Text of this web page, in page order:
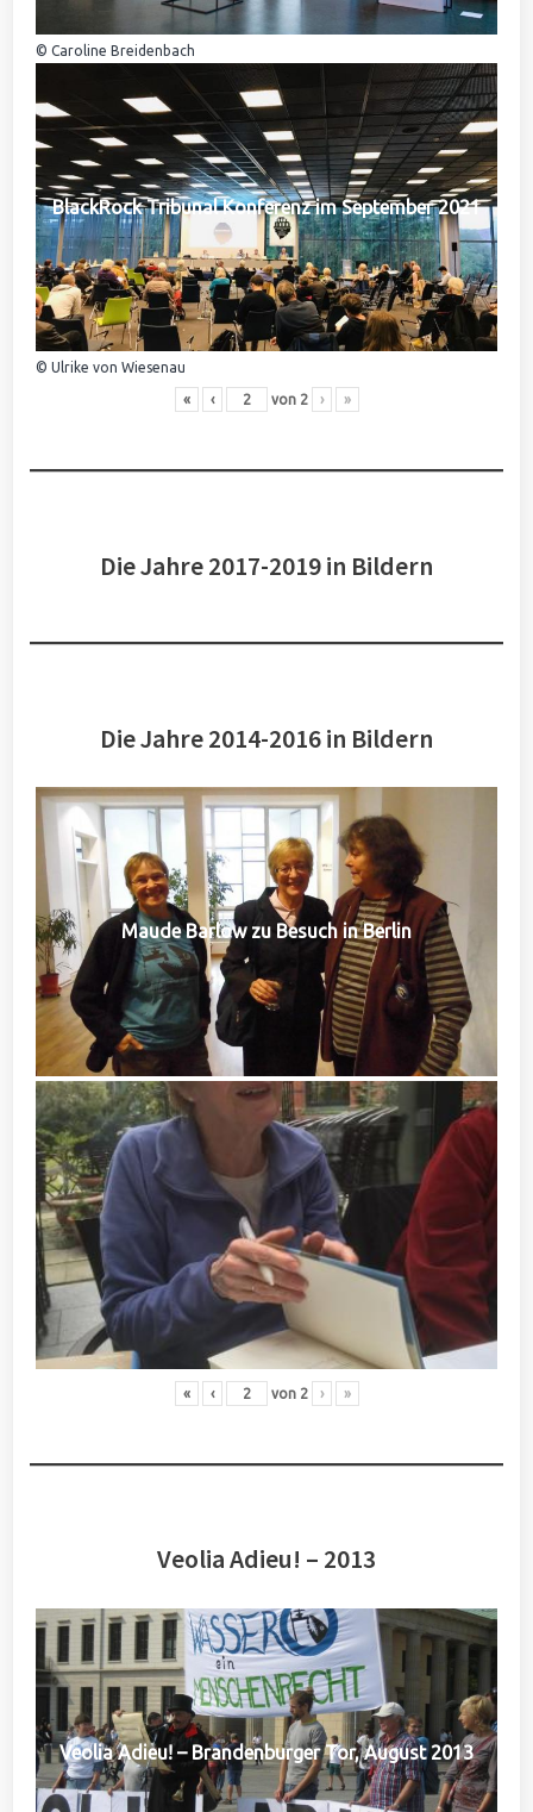
© Caroline Breidenbach
BlackRock Tribunal Konferenz im September 2021
© Ulrike von Wiesenau
« ‹ von 2 › »
Die Jahre 2017-2019 in Bildern
Die Jahre 2014-2016 in Bildern
Maude Barlow zu Besuch in Berlin
« ‹ von 2 › »
Veolia Adieu! – 2013
Veolia Adieu! – Brandenburger Tor, August 2013